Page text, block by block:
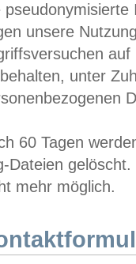
unsere
unter
60 Tagen
Dateien
mehr möglich.